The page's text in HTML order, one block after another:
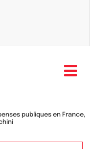
publiques en France,